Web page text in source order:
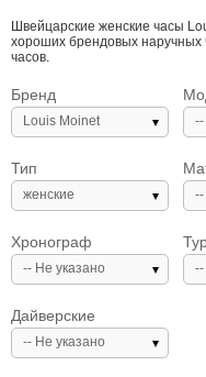
Швейцарские женские часы
хороших брендовых наручных
часов.
Бренд
Louis Moinet --
Тип
женские --
Хронограф
-- Не указано --
Дайверские
-- Не указано